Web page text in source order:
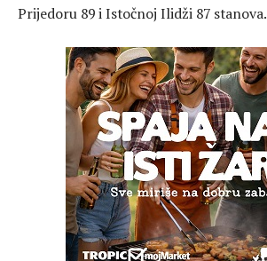
Prijedoru 89 i Istočnoj Ilidži 87 stanova.